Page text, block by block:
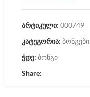
არტიკული: 000749
კატეგორია: ბონგები
ჭდე: ბონგი
Share: